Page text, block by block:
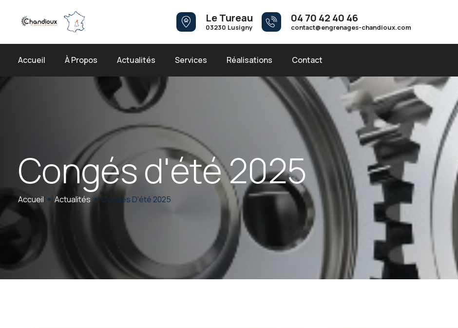
Le Tureau
03230 Lusigny
04 70 42 40 46
contact@engrenages-chandioux.com
Accueil À Propos Actualités Services Réalisations Contact
Congésd'été2025
Accueil Actualités Congés D'été 2025